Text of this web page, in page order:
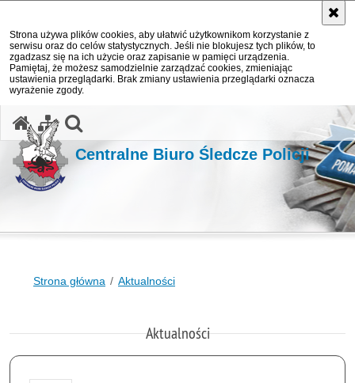
Strona używa plików cookies, aby ułatwić użytkownikom korzystanie z
serwisu oraz do celów statystycznych. Jeśli nie blokujesz tych plików, to
zgadzasz się na ich użycie oraz zapisanie w pamięci urządzenia.
Pamiętaj, że możesz samodzielnie zarządzać cookies, zmieniając
ustawienia przeglądarki. Brak zmiany ustawienia przeglądarki oznacza
wyrażenie zgody.
Centralne Biuro Śledcze Policji
Strona główna Aktualności
Aktualności